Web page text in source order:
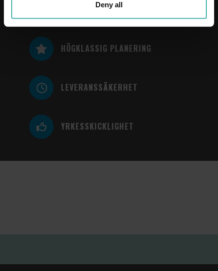
Deny all
HÖGKLASSIG PLANERING
LEVERANSSÄKERHET
YRKESSKICKLIGHET